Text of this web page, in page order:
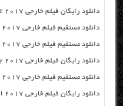
دانلود رایگان فیلم خارجی Eloise 2017 با لینک مستقیم
دانلود مستقیم فیلم خارجی Essex Heist 2017 از سرور سایت
دانلود مستقیم فیلم خارجی Get the Girl 2017 از سرور سایت
دانلود رایگان فیلم خارجی iBoy 2017 با لینک مستقیم
دانلود مستقیم فیلم خارجی Justice League Dark 2017 از سرور سایت
دانلود رایگان فیلم خارجی Split 2017 با لینک مستقیم